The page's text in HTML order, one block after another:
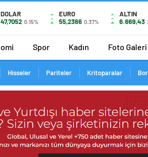
DOLAR
47,7052 0.15%
EURO
55,2366 0.37%
ALTIN
6.669,43
Spor Kadın Foto Galeri
Hisseler Pariteler Kritoparalar